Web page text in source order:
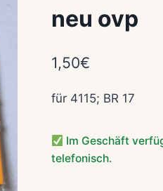
neu ovp
1,50€
für 4115; BR 17
Im Geschäft
telefonisch.